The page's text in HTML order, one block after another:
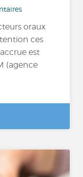
oraux
ces
est
(agence